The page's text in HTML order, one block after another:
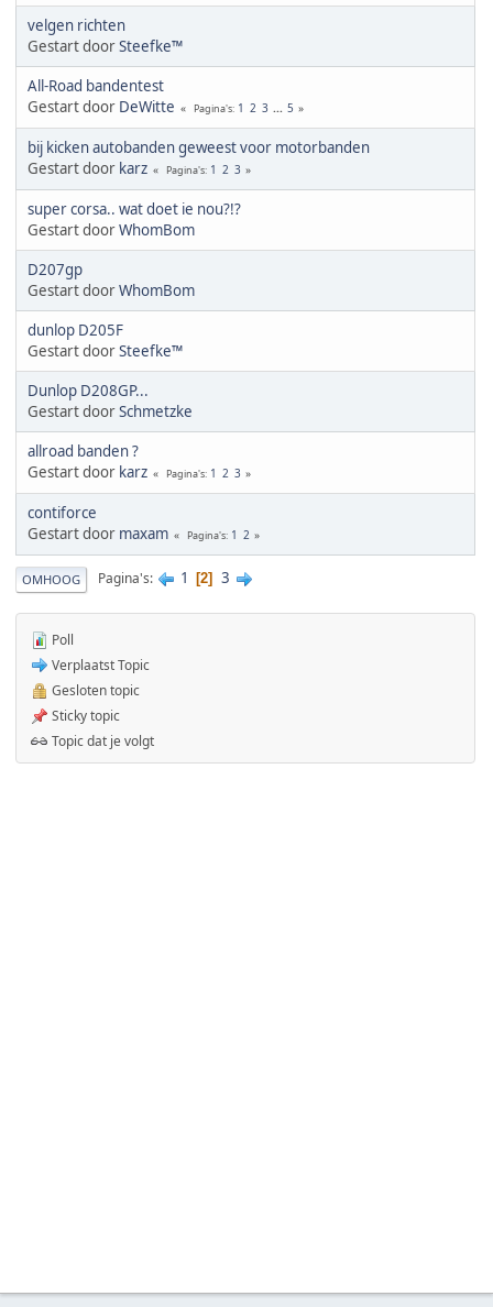
velgen richten
Gestart doorSteefke™
All-Road bandentest
Gestart door DeWitte Pagina's 1 2 3 ... 5
bij kicken autobanden geweest voor motorbanden
Gestart door karz Pagina's 1 2 3
super corsa.. wat doet ie nou?!?
Gestart doorWhomBom
D207gp
Gestart doorWhomBom
dunlop D205F
Gestart doorSteefke™
Dunlop D208GP...
Gestart doorSchmetzke
allroad banden ?
Gestart door karz Pagina's 1 2 3
contiforce
Gestart door maxam Pagina's 1 2
OMHOOG Pagina's 1 2 3
Poll
Verplaatst Topic
Gesloten topic
Sticky topic
Topic dat je volgt